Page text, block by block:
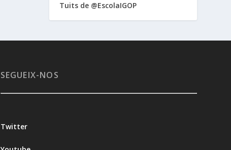
Tuits de @EscolaIGOP
SEGUEIX-NOS
Twitter